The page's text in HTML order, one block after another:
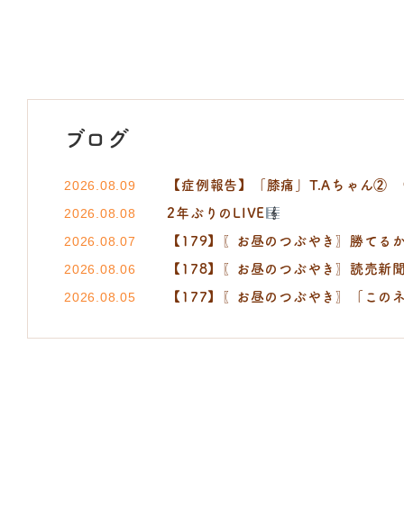
ブログ
2026.08.09 【症例報告】「膝痛」T.Aちゃ
2026.08.08 2年ぶりのLIVE
2026.08.07 【179】〖お昼のつぶやき〗勝て
2026.08.06 【178】〖お昼のつぶやき〗読売新聞 小
2026.08.05 【177】〖お昼のつぶやき〗「この